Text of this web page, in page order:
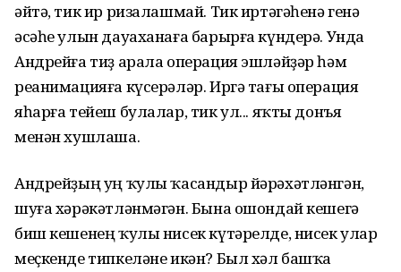
әйтә, тик ир ризалашмай. Тик иртәгәһенә генә
әсәһе улын дауаханаға барырға күндерә. Унда
Андрейға тиҙ арала операция эшләйҙәр һәм
реанимацияға күсерәләр. Иргә тағы операция
яһарға тейеш булалар, тик ул... яҡты донъя
менән хушлаша.
Андрейҙың уң ҡулы ҡасандыр йәрәхәтләнгән,
шуға хәрәкәтләнмәгән. Бына ошондай кешегә
биш кешенең ҡулы нисек күтәрелде, нисек улар
меҫкенде типкеләне икән? Был хәл башҡа